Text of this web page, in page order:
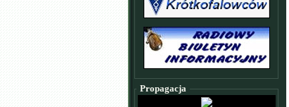
Propagacja